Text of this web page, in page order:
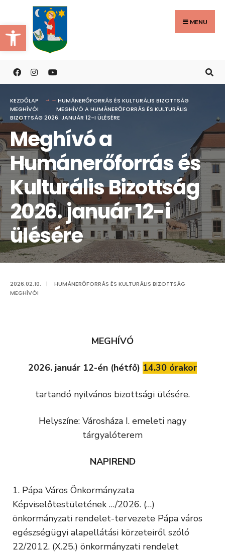
Eszköztár megnyitása
to
content
MENU
KEZDŐLAP
HUMÁNERŐFORRÁS ÉS KULTURÁLIS BIZOTTSÁG
MEGHÍVÓI
MEGHÍVÓ A HUMÁNERŐFORRÁS ÉS KULTURÁLIS
BIZOTTSÁG 2026. JANUÁR 12-I ÜLÉSÉRE
Meghívó a
Humánerőforrás és
Kulturális Bizottság
2026. január 12-i
ülésére
2026.02.10. |
HUMÁNERŐFORRÁS ÉS KULTURÁLIS BIZOTTSÁG
MEGHÍVÓI
MEGHÍVÓ
2026. január 12-én (hétfő) 14.30 órakor
tartandó nyilvános bizottsági ülésére.
Helyszíne: Városháza I. emeleti nagy
tárgyalóterem
NAPIREND
Pápa Város Önkormányzata
Képviselőtestületének …/2026. (…)
önkormányzati rendelet-tervezete Pápa város
egészségügyi alapellátási körzeteiről szóló
22/2012. (X.25.) önkormányzati rendelet
Search